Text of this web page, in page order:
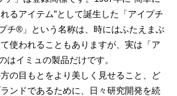
るアイテム”として誕生した「アイプチ
チ®」という名称は、時にはふたえまぶ
使われることもありますが、実は「ア
はイミュの製品だけです。
の目もとをより美しく見せること、ど
ンドであるために、日々研究開発を続